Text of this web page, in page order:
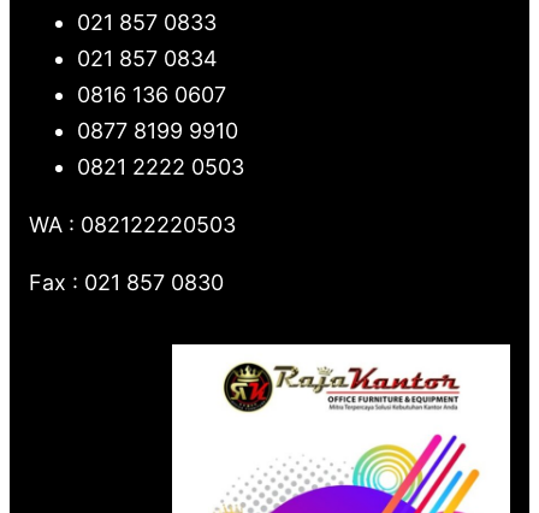
021 857 0833
021 857 0834
0816 136 0607
0877 8199 9910
0821 2222 0503
WA : 082122220503
Fax : 021 857 0830